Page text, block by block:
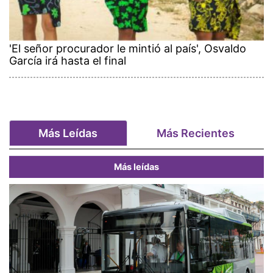
'El señor procurador le mintió al país', Osvaldo
García irá hasta el final
Más Leídas Más Recientes
Más leídas